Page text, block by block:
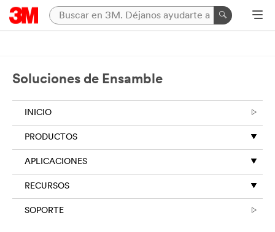
Soluciones de Ensamble
INICIO
PRODUCTOS
APLICACIONES
RECURSOS
SOPORTE